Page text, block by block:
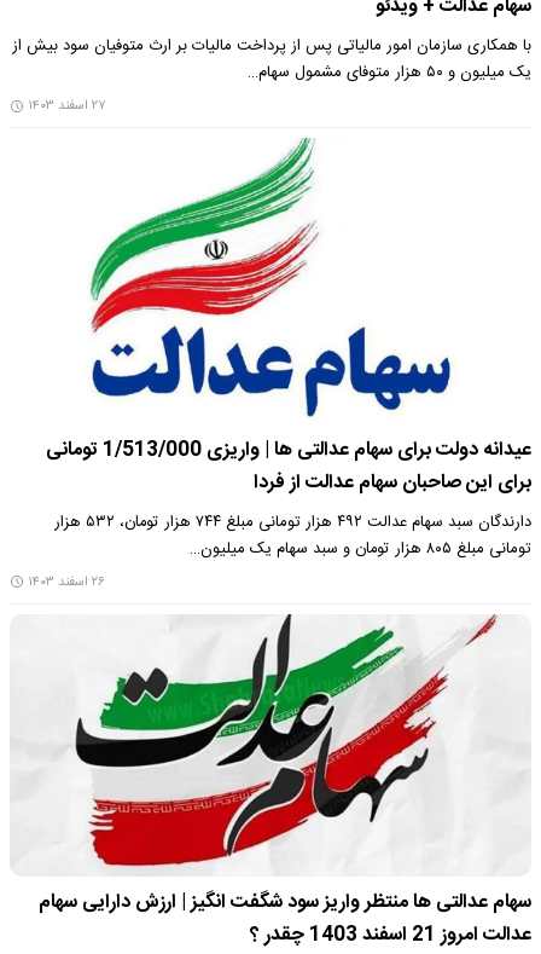
سهام عدالت + ویدئو
با همکاری سازمان امور مالیاتی پس از پرداخت مالیات بر ارث متوفیان سود بیش از
یک میلیون و ۵۰ هزار متوفای مشمول سهام…
۲۷ اسفند ۱۴۰۳
عیدانه دولت برای سهام عدالتی ها | واریزی 1/513/000 تومانی
برای این صاحبان سهام عدالت از فردا
دارندگان سبد سهام عدالت ۴۹۲ هزار تومانی مبلغ ۷۴۴ هزار تومان، ۵۳۲ هزار
تومانی مبلغ ۸۰۵ هزار تومان و سبد سهام یک میلیون…
۲۶ اسفند ۱۴۰۳
سهام عدالتی ها منتظر واریز سود شگفت انگیز | ارزش دارایی سهام
عدالت امروز 21 اسفند 1403 چقدر ؟